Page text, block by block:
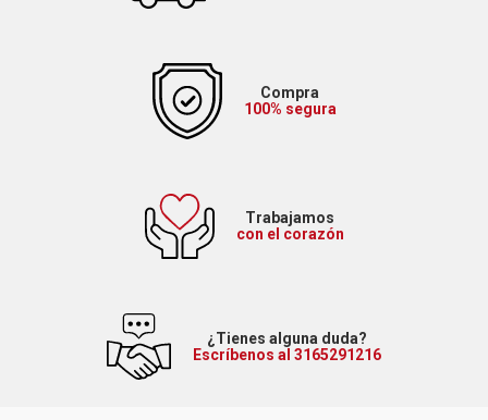
Compra
100% segura
Trabajamos
con el corazón
¿Tienes alguna duda?
Escríbenos al 3165291216